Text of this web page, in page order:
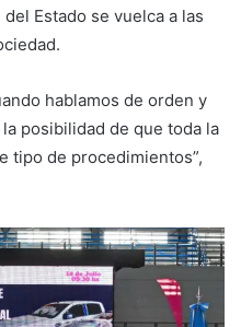
Estado se vuelca a las
hablamos de orden y
posibilidad de que toda la
tipo de procedimientos”,